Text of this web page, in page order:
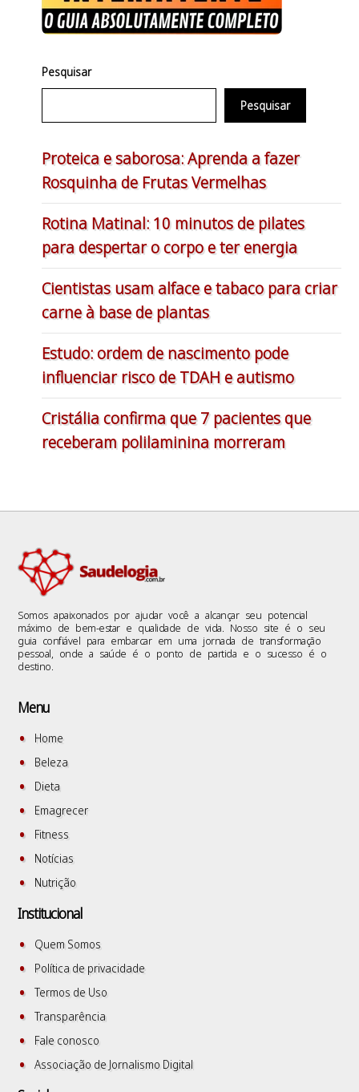
Pesquisar
Pesquisar
Proteica e saborosa: Aprenda a fazer
Rosquinha de Frutas Vermelhas
Rotina Matinal: 10 minutos de pilates
para despertar o corpo e ter energia
Cientistas usam alface e tabaco para criar
carne à base de plantas
Estudo: ordem de nascimento pode
influenciar risco de TDAH e autismo
Cristália confirma que 7 pacientes que
receberam polilaminina morreram
Somos apaixonados por ajudar você a alcançar seu potencial
máximo de bem-estar e qualidade de vida. Nosso site é o seu
guia confiável para embarcar em uma jornada de transformação
pessoal, onde a saúde é o ponto de partida e o sucesso é o
destino.
Menu
Home
Beleza
Dieta
Emagrecer
Fitness
Notícias
Nutrição
Institucional
Quem Somos
Política de privacidade
Termos de Uso
Transparência
Fale conosco
Associação de Jornalismo Digital